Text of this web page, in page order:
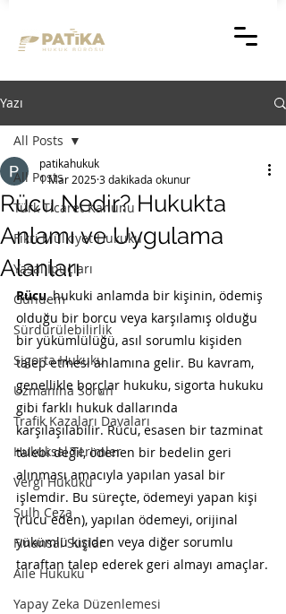
Yazı
All Posts
Türk Ticaret Kanunu
Fikri Mülkiyet Hukuku
Yasal İpuçları
Gündem
Sürdürülebilirlik
Sigorta Hukuku
Uzmanına Sorun
Trafik Kazaları Davaları
Hukuksal Terimler
Vergi Hukuku
Sulh Ceza
Finansal Suçlar
Aile Hukuku
Yapay Zeka Düzenlemesi
All Posts
Rücu Nedir? Hukukta
Anlamı ve Uygulama
Alanları
patikahukuk
1 Mar 20253 dakikada okunur
Rücu, hukuki anlamda bir kişinin, ödemiş
olduğu bir borcu veya karşılamış olduğu
bir yükümlülüğü, asıl sorumlu kişiden
talep etmesi anlamına gelir. Bu kavram,
genellikle borçlar hukuku, sigorta hukuku
gibi farklı hukuk dallarında
karşılaşılabilir. Rücu, esasen bir tazminat
talebi değil, ödenen bir bedelin geri
alınması amacıyla yapılan yasal bir
işlemdir. Bu süreçte, ödemeyi yapan kişi
(rücu eden), yapılan ödemeyi, orijinal
yükümlü kişiden veya diğer sorumlu
taraftan talep ederek geri almayı amaçlar.